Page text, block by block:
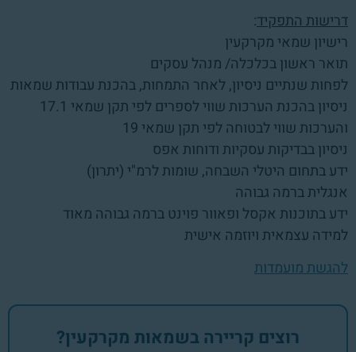
דרישות התפקיד:
רישיון שמאי מקרקעין
תואר ראשון בכלכלה/ מנהל עסקים
לפחות שנתיים ניסיון, לאחר התמחות, בהכנת עבודות שמאות
ניסיון בהכנת הערכות שווי לספרים לפי תקן שמאי 17.1
והערכות שווי לבטוחה לפי תקן שמאי 19
ניסיון בבדיקות עסקיות ודוחות אפס
ידע בתחום היטלי השבחה, שומות לרמ"י (יתרון)
אנגלית ברמה גבוהה
ידע בתוכנות אקסל ופאוור פוינט ברמה גבוהה מאוד
למידה עצמאית ויוזמה אישית
להגשת מועמדות
רוצים קריירה בשמאות מקרקעין?